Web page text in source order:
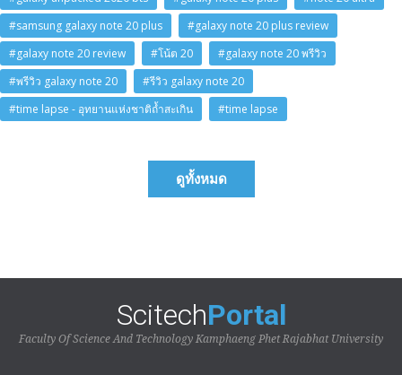
#samsung galaxy note 20 plus
#galaxy note 20 plus review
#galaxy note 20 review
#โน้ต 20
#galaxy note 20 พรีวิว
#พรีวิว galaxy note 20
#รีวิว galaxy note 20
#time lapse - อุทยานแห่งชาติถ้ำสะเกิน
#time lapse
ดูทั้งหมด
ScitechPortal
Faculty Of Science And Technology Kamphaeng Phet Rajabhat University